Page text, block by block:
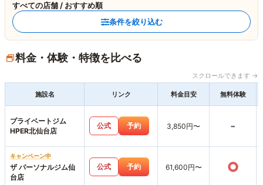
すべての店舗 / おすすめ順
条件を絞り込む
料金・体験・特徴を比べる
スクロールできます →
施設名 リンク 料金目安 無料体験
プライベートジム
HPER北仙台店
公式 予約 3,850円〜 -
キャンペーン中
ザ パーソナルジム仙
台店
公式 予約 61,600円〜 ○